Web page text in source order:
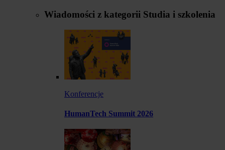
Wiadomości z kategorii Studia i szkolenia
Konferencje
HumanTech Summit 2026